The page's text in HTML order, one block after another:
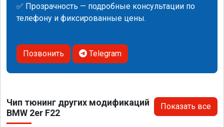
✅ Прозрачность — подробные консультации по
телефону и фиксированные цены.
Позвонить Telegram
Чип тюнинг других модификаций
BMW 2er F22
Показать все